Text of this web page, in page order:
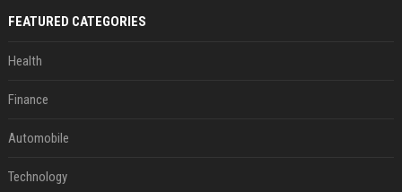
FEATURED CATEGORIES
Health
Finance
Automobile
Technology